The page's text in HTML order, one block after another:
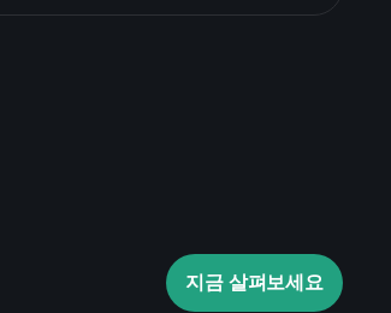
Playtrade Tournaments
억만장자 포트
지금 살펴보세요